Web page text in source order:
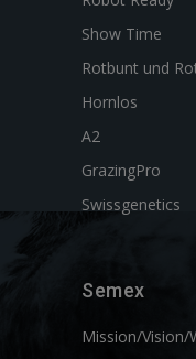
Show Time
Rotbunt und
Hornlos
A2
GrazingPro
Swissgenetics
Semex
Mission/Vision/